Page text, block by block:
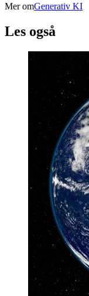
Mer omGenerativ KI
Les også